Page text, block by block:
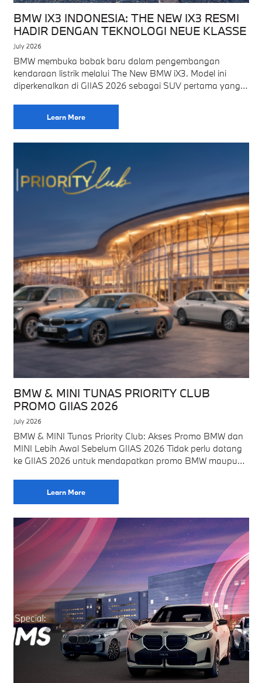
BMW IX3 INDONESIA: THE NEW IX3 RESMI
HADIR DENGAN TEKNOLOGI NEUE KLASSE
July 2026
BMW membuka babak baru dalam pengembangan
kendaraan listrik melalui The New BMW iX3. Model ini
diperkenalkan di GIIAS 2026 sebagai SUV pertama yang
Learn More
BMW & MINI TUNAS PRIORITY CLUB
PROMO GIIAS 2026
July 2026
BMW & MINI Tunas Priority Club: Akses Promo BMW dan
MINI Lebih Awal Sebelum GIIAS 2026 Tidak perlu datang
ke GIIAS 2026 untuk mendapatkan promo BMW maupun
Learn More